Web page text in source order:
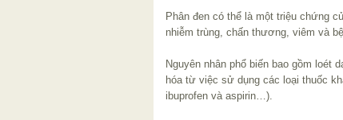
Phân đen có thể là một triệu chứng
nhiễm trùng, chấn thương, viêm và
Nguyên nhân phổ biến bao gồm loét
hóa từ việc sử dụng các loại thuốc
ibuprofen và aspirin…).